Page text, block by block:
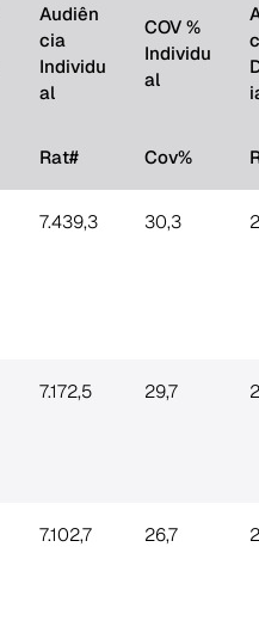
Audiên
cia
Individu
al
COV %
Individu
al
Rat# Cov%
7.439,3 30,3
7.172,5 29,7
7.102,7 26,7